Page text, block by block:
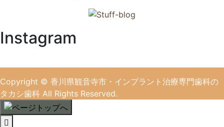
Instagram
Copyright © 香川県観音寺市・インプラント治療専門歯科の
タカシ歯科 All Rights Reserved.